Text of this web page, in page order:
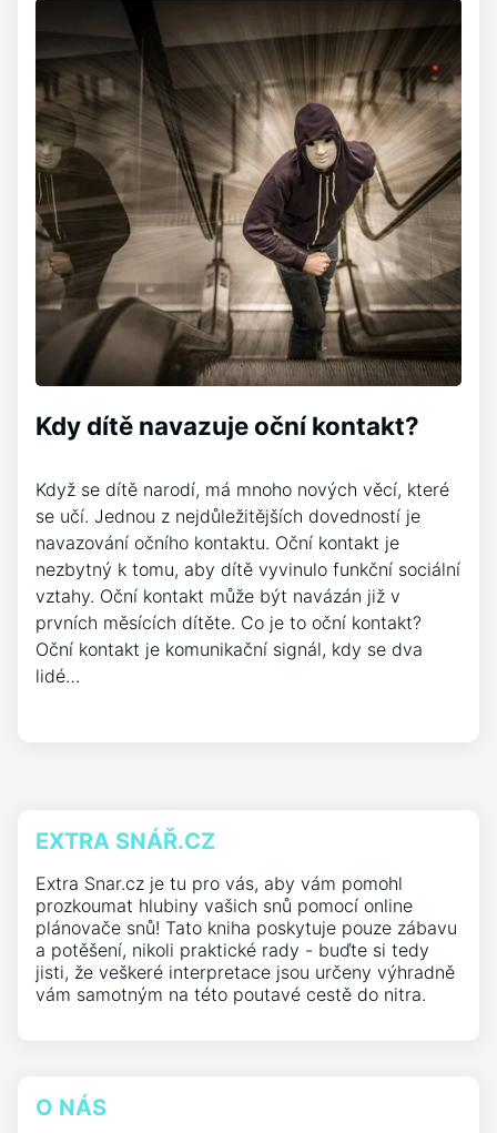
Kdy dítě navazuje oční kontakt?
Když se dítě narodí, má mnoho nových věcí, které
se učí. Jednou z nejdůležitějších dovedností je
navazování očního kontaktu. Oční kontakt je
nezbytný k tomu, aby dítě vyvinulo funkční sociální
vztahy. Oční kontakt může být navázán již v
prvních měsících dítěte. Co je to oční kontakt?
Oční kontakt je komunikační signál, kdy se dva
lidé…
EXTRA SNÁŘ.CZ
Extra Snar.cz je tu pro vás, aby vám pomohl
prozkoumat hlubiny vašich snů pomocí online
plánovače snů! Tato kniha poskytuje pouze zábavu
a potěšení, nikoli praktické rady - buďte si tedy
jisti, že veškeré interpretace jsou určeny výhradně
vám samotným na této poutavé cestě do nitra.
O NÁS